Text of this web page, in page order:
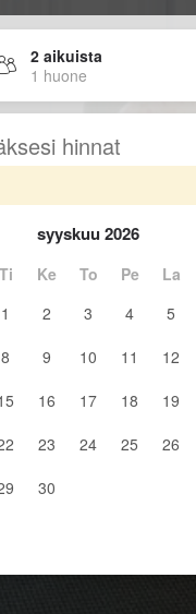
2 aikuista
1 huone
hinnat
syyskuu 2026
Ti Ke To Pe La
1
2 3 4 5
8 9 10 11 12
16 17 18 19
23 24 25 26
30